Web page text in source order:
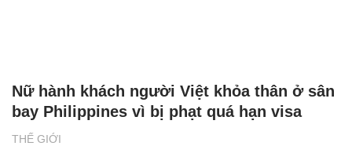
THẾ GIỚI
Nữ hành khách người Việt khỏa thân ở sân
bay Philippines vì bị phạt quá hạn visa